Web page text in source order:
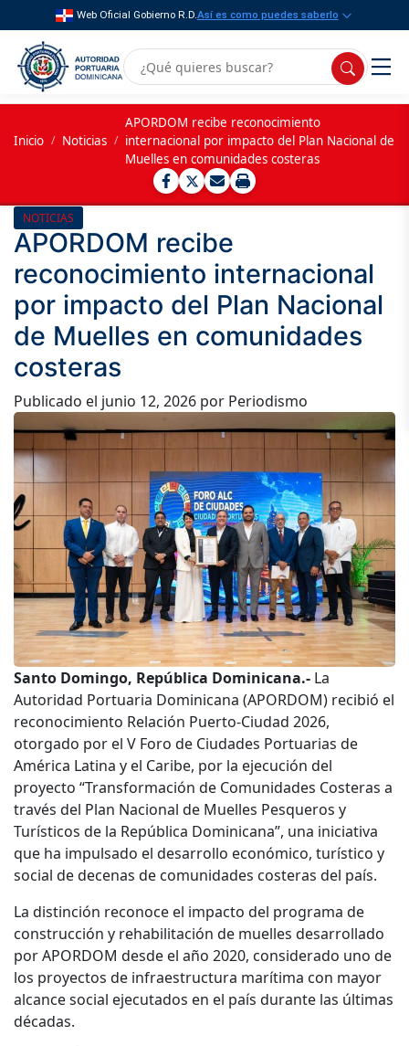
Web Oficial Gobierno R.D.Así es como puedes saberlo
Inicio / Noticias /
APORDOM recibe reconocimiento
internacional por impacto del Plan Nacional de
Muelles en comunidades costeras
NOTICIAS
APORDOM recibe
reconocimiento internacional
por impacto del Plan Nacional
de Muelles en comunidades
costeras
Publicado el junio 12, 2026 por Periodismo
Santo Domingo, República Dominicana.- La
Autoridad Portuaria Dominicana (APORDOM) recibió el
reconocimiento Relación Puerto-Ciudad 2026,
otorgado por el V Foro de Ciudades Portuarias de
América Latina y el Caribe, por la ejecución del
proyecto “Transformación de Comunidades Costeras a
través del Plan Nacional de Muelles Pesqueros y
Turísticos de la República Dominicana”, una iniciativa
que ha impulsado el desarrollo económico, turístico y
social de decenas de comunidades costeras del país.
La distinción reconoce el impacto del programa de
construcción y rehabilitación de muelles desarrollado
por APORDOM desde el año 2020, considerado uno de
los proyectos de infraestructura marítima con mayor
alcance social ejecutados en el país durante las últimas
décadas.